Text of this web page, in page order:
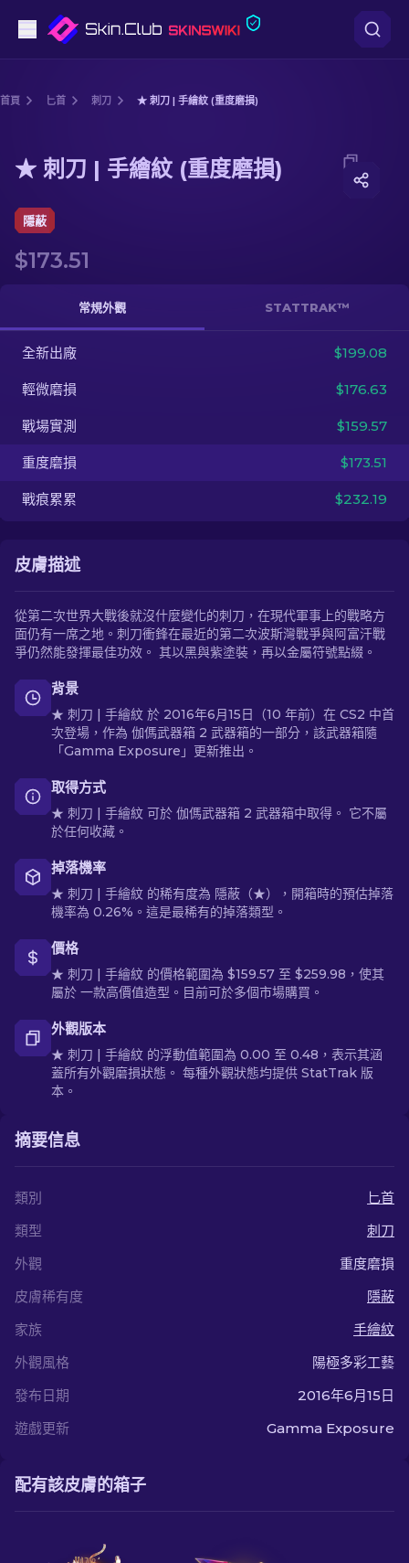
步槍
匕首
手套
武器箱
其他
ZH-TW
首頁 匕首 刺刀 ★ 刺刀 | 手繪紋 (重度磨損)
Media of ★ 刺刀 | 手繪紋 (重度磨損)
★ 刺刀 | 手繪紋 (重度磨損)
隱蔽
$173.51
常規外觀 STATTRAK™
全新出廠 $199.08
輕微磨損 $176.63
戰場實測 $159.57
重度磨損 $173.51
戰痕累累 $232.19
皮膚描述
從第二次世界大戰後就沒什麼變化的刺刀，在現代軍事上的戰略方
面仍有一席之地。刺刀衝鋒在最近的第二次波斯灣戰爭與阿富汗戰
爭仍然能發揮最佳功效。 其以黑與紫塗裝，再以金屬符號點綴。
背景
★ 刺刀 | 手繪紋 於 2016年6月15日（10 年前）在 CS2 中首
次登場，作為 伽傌武器箱 2 武器箱的一部分，該武器箱隨
「Gamma Exposure」更新推出。
取得方式
★ 刺刀 | 手繪紋 可於 伽傌武器箱 2 武器箱中取得。 它不屬
於任何收藏。
掉落機率
★ 刺刀 | 手繪紋 的稀有度為 隱蔽（★），開箱時的預估掉落
機率為 0.26%。這是最稀有的掉落類型。
價格
★ 刺刀 | 手繪紋 的價格範圍為 $159.57 至 $259.98，使其
屬於 一款高價值造型。目前可於多個市場購買。
外觀版本
★ 刺刀 | 手繪紋 的浮動值範圍為 0.00 至 0.48，表示其涵
蓋所有外觀磨損狀態。 每種外觀狀態均提供 StatTrak 版
本。
摘要信息
類別
匕首
類型
刺刀
外觀
重度磨損
皮膚稀有度
隱蔽
家族
手繪紋
外觀風格
陽極多彩工藝
發布日期
2016年6月15日
遊戲更新
Gamma Exposure
配有該皮膚的箱子